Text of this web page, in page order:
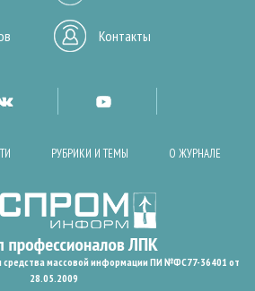
Контакты
РУБРИКИ И ТЕМЫ О ЖУРНАЛЕ
средства массовой информации ПИ №ФС77-36401 от
28.05.2009